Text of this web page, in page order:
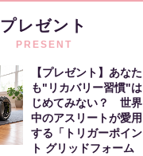
プレゼント
PRESENT
【プレゼント】あなた
も"リカバリー習慣"は
じめてみない？ 世界
中のアスリートが愛用
する「トリガーポイン
ト グリッドフォーム